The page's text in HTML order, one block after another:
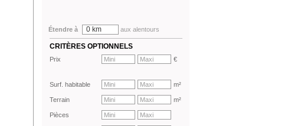
Étendre à 0 km aux alentours
CRITÈRES OPTIONNELS
Prix €
Surf. habitable m²
Terrain m²
Pièces